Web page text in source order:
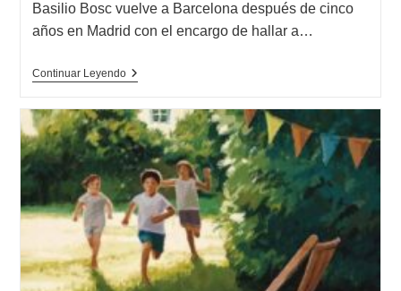
Basilio Bosc vuelve a Barcelona después de cinco
años en Madrid con el encargo de hallar a…
Continuar LeyendoOpinión
Olvidé
Del
Cielo,
Pere
Cervantes